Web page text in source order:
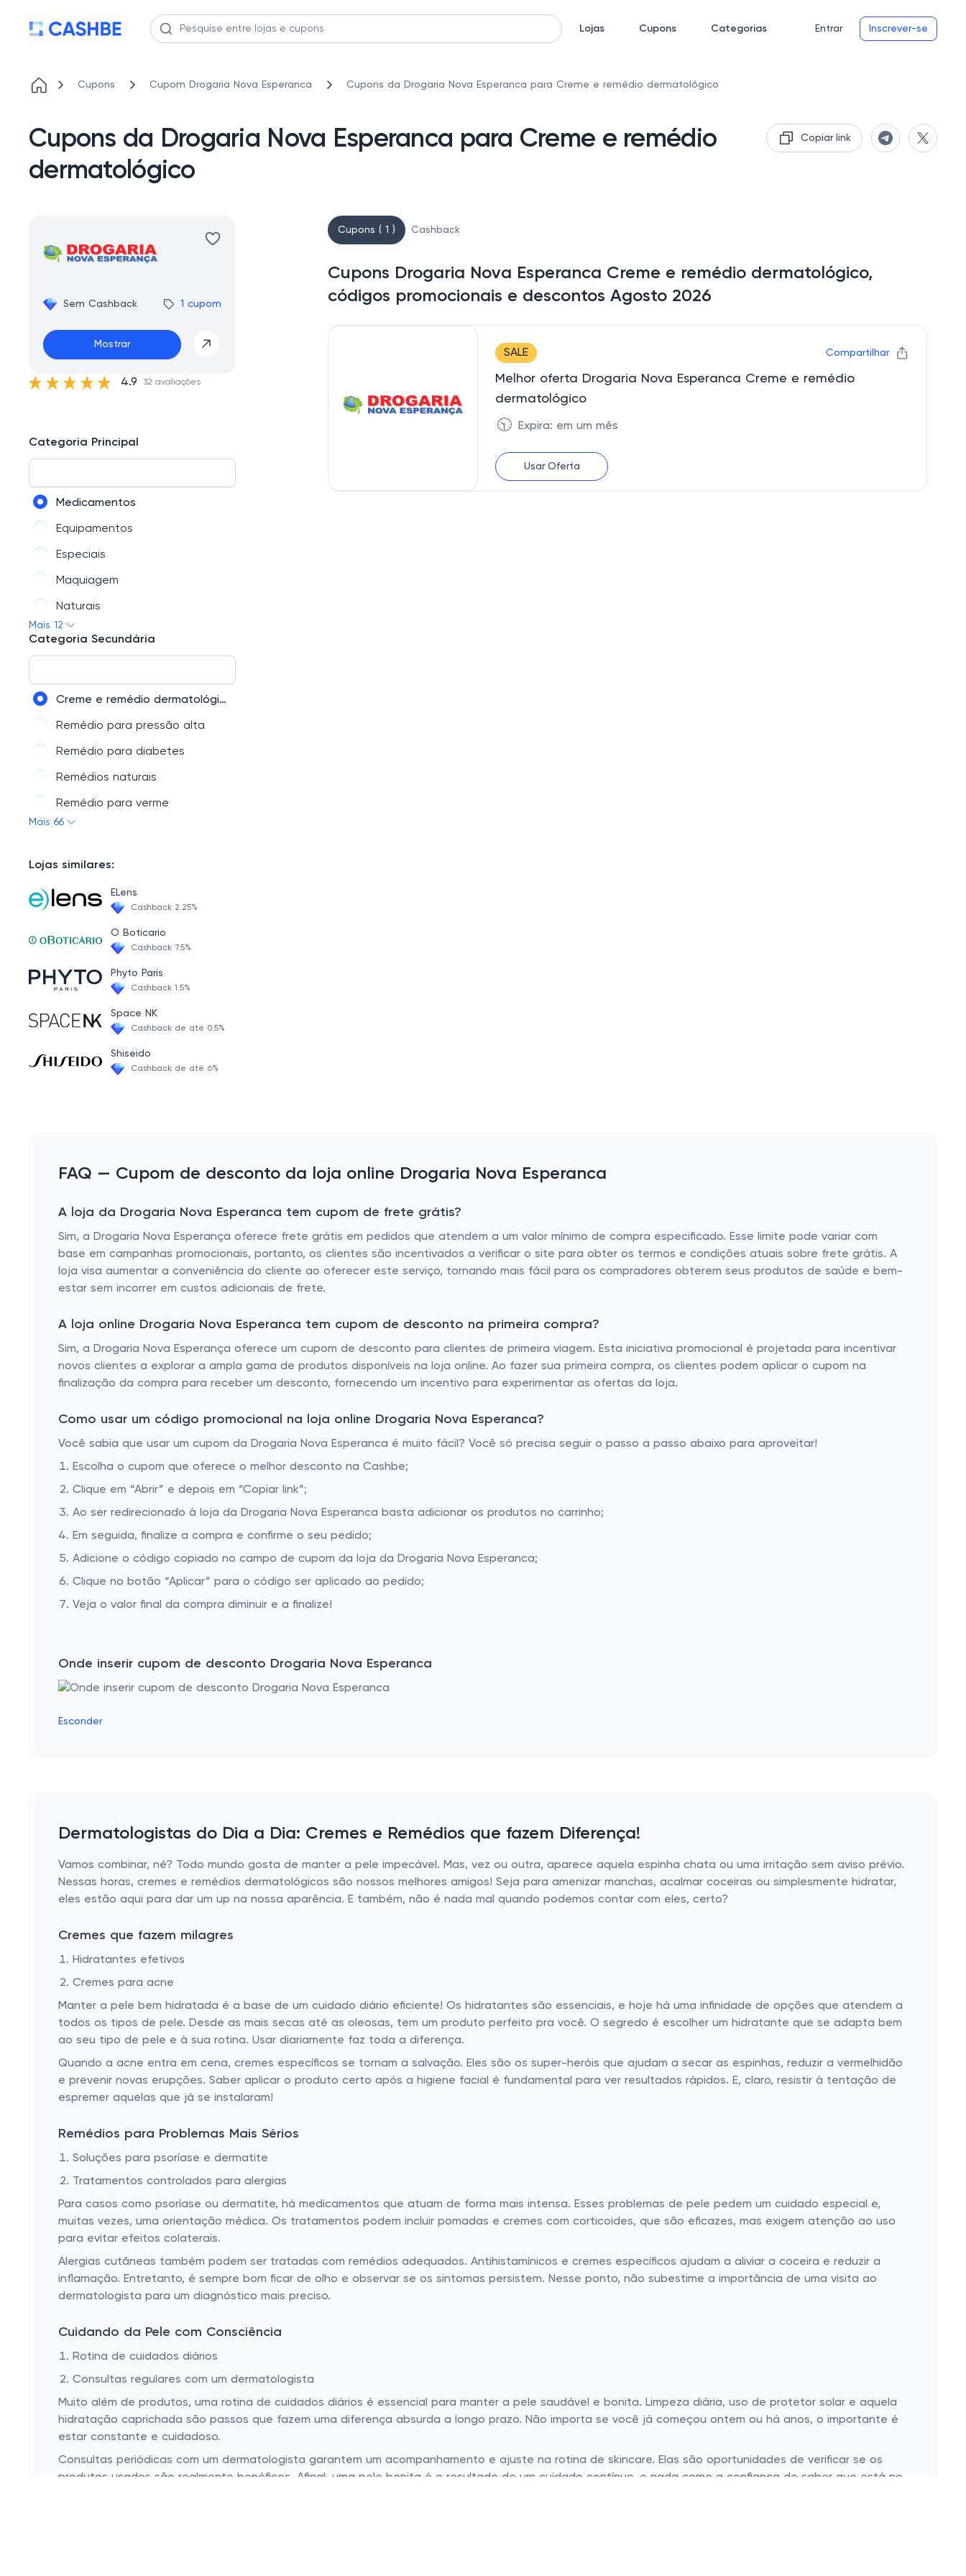
Lojas Cupons Categorias Entrar Inscrever-se
Cupons Cupom Drogaria Nova Esperanca Cupons da Drogaria Nova Esperanca para Creme e remédio dermatológico
Cupons da Drogaria Nova Esperanca para Creme e remédio
dermatológico
Copiar link
Sem Cashback 1 cupom
Mostrar
4.9 32 avaliações
Categoria Principal
Medicamentos
Equipamentos
Especiais
Maquiagem
Naturais
Dermocosméticos
Leites
Infantil
Mais 12
Categoria Secundária
Creme e remédio dermatológico
Remédio para pressão alta
Remédio para diabetes
Remédios naturais
Remédio para verme
Remédio para ouvido
Medicamento para Alzheimer
Remédio para anemia
Remédio para tontura
Medicamentos controlados
Remédio para HPV
Remédio para Bronquite e Asma
Remédio para Azia
Remédio para o coração
Remédio ginecológico
Pomada para queimadura
Pastilhas para garganta e colutório spray
Remédio para herpes
Remédio para imunoterapia
Remédio urológico
Analgésico e antitérmico
Remédio para os ossos
Remédio para colesterol
Remédio para hepatite A, B e C
Remédio para disfunção erétil
Remédio para enjoo
Remédio para cólica e antiflatulantes
Remédio para tireoide
Remédio para náusea
Remédio para má circulação
Antialérgico
Remédios genéricos
Outros medicamentos
Medicamentos Anti-idade
Remédio para insônia
Remédio para úlcera
Mais 66
Lojas similares:
ELens
Cashback 2.25%
O Boticario
Cashback 7.5%
Phyto Paris
Cashback 1.5%
Space NK
Cashback de até 0.5%
Shiseido
Cashback de até 6%
Cupons ( 1 ) Cashback
Cupons Drogaria Nova Esperanca Creme e remédio dermatológico,
códigos promocionais e descontos Agosto 2026
SALE Compartilhar
Melhor oferta Drogaria Nova Esperanca Creme e remédio
dermatológico
🕥 Expira: em um mês
Usar Oferta
FAQ — Cupom de desconto da loja online Drogaria Nova Esperanca
A loja da Drogaria Nova Esperanca tem cupom de frete grátis?
Sim, a Drogaria Nova Esperança oferece frete grátis em pedidos que atendem a um valor mínimo de compra especificado. Esse limite pode variar com
base em campanhas promocionais, portanto, os clientes são incentivados a verificar o site para obter os termos e condições atuais sobre frete grátis. A
loja visa aumentar a conveniência do cliente ao oferecer este serviço, tornando mais fácil para os compradores obterem seus produtos de saúde e bem-
estar sem incorrer em custos adicionais de frete.
A loja online Drogaria Nova Esperanca tem cupom de desconto na primeira compra?
Sim, a Drogaria Nova Esperança oferece um cupom de desconto para clientes de primeira viagem. Esta iniciativa promocional é projetada para incentivar
novos clientes a explorar a ampla gama de produtos disponíveis na loja online. Ao fazer sua primeira compra, os clientes podem aplicar o cupom na
finalização da compra para receber um desconto, fornecendo um incentivo para experimentar as ofertas da loja.
Como usar um código promocional na loja online Drogaria Nova Esperanca?
Você sabia que usar um cupom da Drogaria Nova Esperanca é muito fácil? Você só precisa seguir o passo a passo abaixo para aproveitar!
Escolha o cupom que oferece o melhor desconto na Cashbe;
Clique em “Abrir” e depois em “Copiar link”;
Ao ser redirecionado à loja da Drogaria Nova Esperanca basta adicionar os produtos no carrinho;
Em seguida, finalize a compra e confirme o seu pedido;
Adicione o código copiado no campo de cupom da loja da Drogaria Nova Esperanca;
Clique no botão “Aplicar” para o código ser aplicado ao pedido;
Veja o valor final da compra diminuir e a finalize!
Onde inserir cupom de desconto Drogaria Nova Esperanca
Esconder
Dermatologistas do Dia a Dia: Cremes e Remédios que fazem Diferença!
Vamos combinar, né? Todo mundo gosta de manter a pele impecável. Mas, vez ou outra, aparece aquela espinha chata ou uma irritação sem aviso prévio.
Nessas horas, cremes e remédios dermatológicos são nossos melhores amigos! Seja para amenizar manchas, acalmar coceiras ou simplesmente hidratar,
eles estão aqui para dar um up na nossa aparência. E também, não é nada mal quando podemos contar com eles, certo?
Cremes que fazem milagres
Hidratantes efetivos
Cremes para acne
Manter a pele bem hidratada é a base de um cuidado diário eficiente! Os hidratantes são essenciais, e hoje há uma infinidade de opções que atendem a
todos os tipos de pele. Desde as mais secas até as oleosas, tem um produto perfeito pra você. O segredo é escolher um hidratante que se adapta bem
ao seu tipo de pele e à sua rotina. Usar diariamente faz toda a diferença.
Quando a acne entra em cena, cremes específicos se tornam a salvação. Eles são os super-heróis que ajudam a secar as espinhas, reduzir a vermelhidão
e prevenir novas erupções. Saber aplicar o produto certo após a higiene facial é fundamental para ver resultados rápidos. E, claro, resistir à tentação de
espremer aquelas que já se instalaram!
Remédios para Problemas Mais Sérios
Soluções para psoríase e dermatite
Tratamentos controlados para alergias
Para casos como psoríase ou dermatite, há medicamentos que atuam de forma mais intensa. Esses problemas de pele pedem um cuidado especial e,
muitas vezes, uma orientação médica. Os tratamentos podem incluir pomadas e cremes com corticoides, que são eficazes, mas exigem atenção ao uso
para evitar efeitos colaterais.
Alergias cutâneas também podem ser tratadas com remédios adequados. Antihistamínicos e cremes específicos ajudam a aliviar a coceira e reduzir a
inflamação. Entretanto, é sempre bom ficar de olho e observar se os sintomas persistem. Nesse ponto, não subestime a importância de uma visita ao
dermatologista para um diagnóstico mais preciso.
Cuidando da Pele com Consciência
Rotina de cuidados diários
Consultas regulares com um dermatologista
Muito além de produtos, uma rotina de cuidados diários é essencial para manter a pele saudável e bonita. Limpeza diária, uso de protetor solar e aquela
hidratação caprichada são passos que fazem uma diferença absurda a longo prazo. Não importa se você já começou ontem ou há anos, o importante é
estar constante e cuidadoso.
Consultas periódicas com um dermatologista garantem um acompanhamento e ajuste na rotina de skincare. Elas são oportunidades de verificar se os
produtos usados são realmente benéficos. Afinal, uma pele bonita é o resultado de um cuidado contínuo, e nada como a confiança de saber que está no